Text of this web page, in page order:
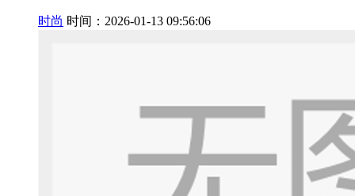
时尚 时间：2026-01-13 09:56:06